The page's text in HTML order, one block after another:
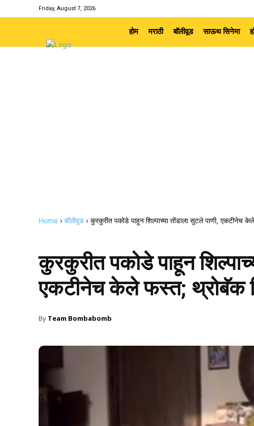
Friday, August 7, 2026
होम मराठी बॉलीवूड साऊथ सिनेमा
Home › बॉलीवूड › कुरकुरीत पकोडे पाहून शिल्पाच्या तोंडाला सुटले पाणी, एकटीनेच
कुरकुरीत पकोडे पाहून
एकटीनेच केले फस्त; थ्रोबॅक
By Team Bombabomb